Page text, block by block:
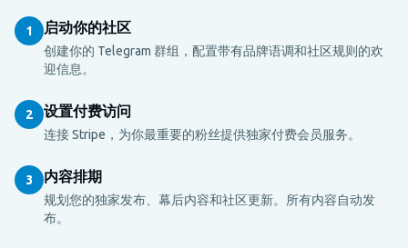
1 启动你的社区
创建你的 Telegram 群组，配置带有品牌语调和社区规则的欢
迎信息。
2 设置付费访问
连接 Stripe，为你最重要的粉丝提供独家付费会员服务。
3 内容排期
规划您的独家发布、幕后内容和社区更新。所有内容自动发
布。